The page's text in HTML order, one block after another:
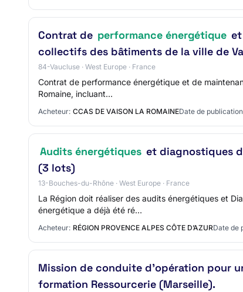
Contrat de performance énergétique
collectifs des bâtiments de la ville de
84-Vaucluse · West Europe · France
Contrat de performance énergétique et de
Romaine, incluant…
Acheteur: CCAS DE VAISON LA ROMAINEDate de
Audits énergétiques et diagnostiques
(3 lots)
13-Bouches-du-Rhône · West Europe · France
La Région doit réaliser des audits énergétiques et
énergétique a déjà été ré…
Acheteur: RÉGION PROVENCE ALPES CÔTE D’AZURDate de
Mission de conduite d'opération pour
formation Ressourcerie (Marseille).